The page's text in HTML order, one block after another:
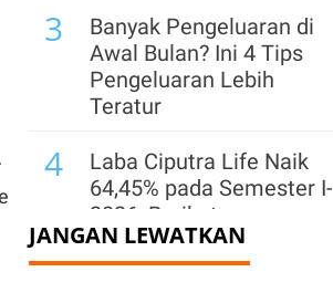
3
Banyak Pengeluaran di
Awal Bulan? Ini 4 Tips
Pengeluaran Lebih
Teratur
4
Laba Ciputra Life Naik
64,45% pada Semester I-
2026, Berikut
Penopangnya
JANGAN LEWATKAN